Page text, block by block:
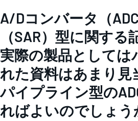
A/Dコンバータ（
（SAR）型に関する
実際の製品としては
れた資料はあまり見
パイプライン型の
ればよいのでしょう